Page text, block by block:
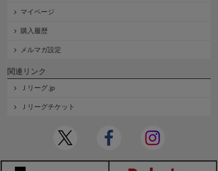
マイページ
購入履歴
メルマガ設定
関連リンク
Ｊリーグ.jp
Ｊリーグチケット